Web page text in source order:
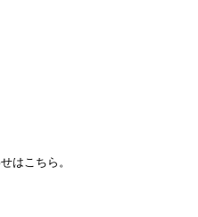
はこちら。